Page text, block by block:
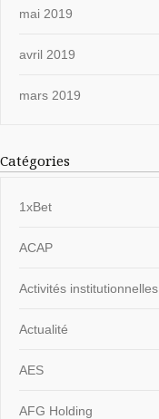
mai 2019
avril 2019
mars 2019
Catégories
1xBet
ACAP
Activités institutionnelles
Actualité
AES
AFG Holding